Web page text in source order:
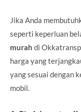
Jika Anda
seperti keperluan
murah di
harga yang
yang sesuai dengan
mobil.